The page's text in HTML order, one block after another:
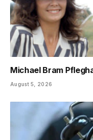
Michael Bram
August 5, 2026